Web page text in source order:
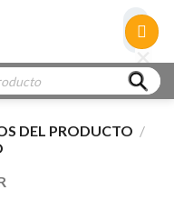
DEL PRODUCTO /
×
×
×